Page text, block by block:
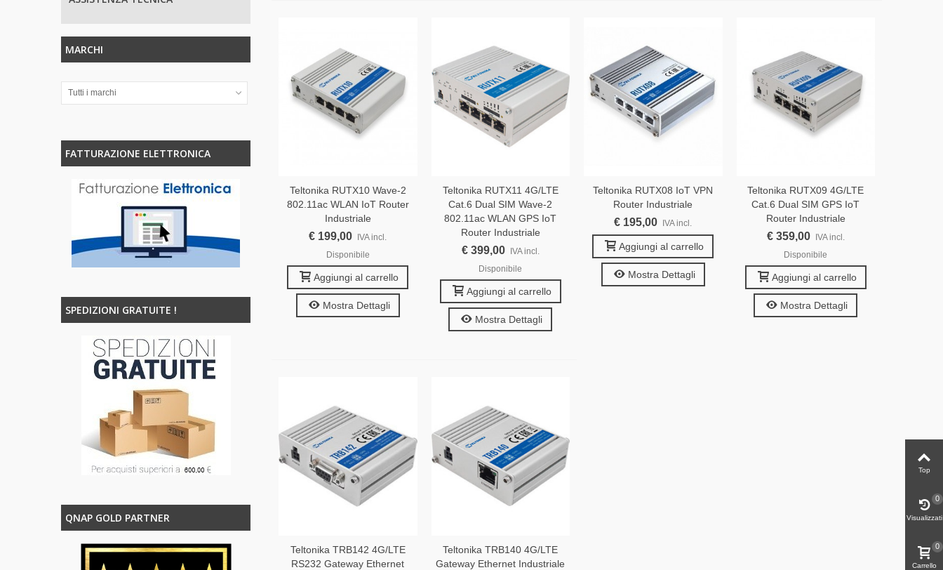
MARCHI
Tutti i marchi
FATTURAZIONE ELETTRONICA
SPEDIZIONI GRATUITE !
QNAP GOLD PARTNER
Teltonika RUTX10 Wave-2
802.11ac WLAN IoT Router
Industriale
€ 199,00
IVA incl.
Disponibile
Aggiungi al carrello
Mostra Dettagli
Teltonika RUTX11 4G/LTE
Cat.6 Dual SIM Wave-2
802.11ac WLAN GPS IoT
Router Industriale
€ 399,00
IVA incl.
Disponibile
Aggiungi al carrello
Mostra Dettagli
Teltonika RUTX08 IoT VPN
Router Industriale
€ 195,00 IVA incl.
Aggiungi al carrello
Mostra Dettagli
Teltonika RUTX09 4G/LTE
Cat.6 Dual SIM GPS IoT
Router Industriale
€ 359,00
IVA incl.
Disponibile
Aggiungi al carrello
Mostra Dettagli
Teltonika TRB142 4G/LTE
RS232 Gateway Ethernet
Teltonika TRB140 4G/LTE
Gateway Ethernet Industriale
Top
Visualizzati
0
Carrello
0